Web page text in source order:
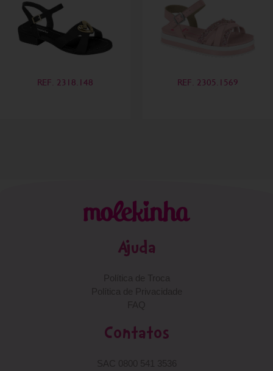
REF. 2318.148 REF. 2305.1569
Ajuda
Contatos